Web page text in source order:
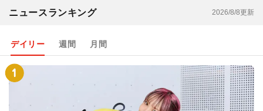
ニュースランキング 2026/8/8更新
デイリー 週間 月間